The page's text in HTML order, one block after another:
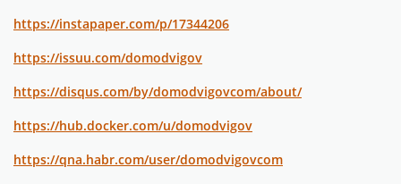
https://instapaper.com/p/17344206
https://issuu.com/domodvigov
https://disqus.com/by/domodvigovcom/about/
https://hub.docker.com/u/domodvigov
https://qna.habr.com/user/domodvigovcom